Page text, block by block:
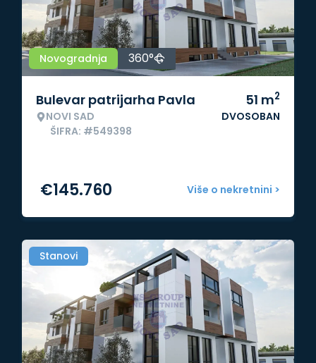
Novogradnja 360°
Bulevar patrijarha Pavla
NOVI SAD
ŠIFRA: #549398
51 m2
DVOSOBAN
Više o nekretnini >
€145.760
Stanovi